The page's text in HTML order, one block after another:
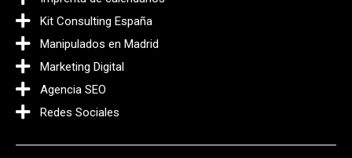
Kit Consulting España
Manipulados en Madrid
Marketing Digital
Agencia SEO
Redes Sociales